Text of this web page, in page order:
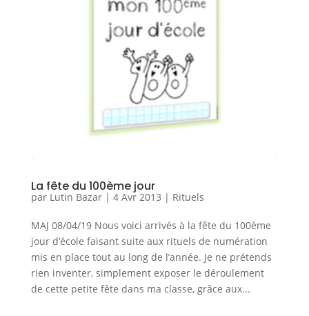
La fête du 100ème jour
par Lutin Bazar| 4 Avr 2013 | Rituels
MAJ 08/04/19 Nous voici arrivés à la fête du 100ème
jour d’école faisant suite aux rituels de numération
mis en place tout au long de l’année. Je ne prétends
rien inventer, simplement exposer le déroulement
de cette petite fête dans ma classe, grâce aux...